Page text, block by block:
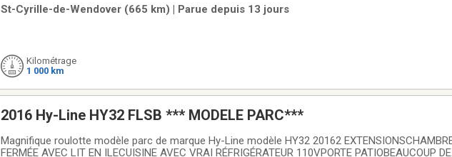
St-Cyrille-de-Wendover (665 km) | Parue depuis 13 jours
Kilométrage
1 000 km
2016 Hy-Line HY32 FLSB *** MODELE PARC***
Magnifique roulotte modèle parc de marque Hy-Line modèle HY32 20162 EXTENSIONSCHAMBRE ARRIERE
FERMÉE AVEC LIT EN ILECUISINE AVEC VRAI RÉFRIGÉRATEUR 110VPORTE PATIOBEAUCOUP DE